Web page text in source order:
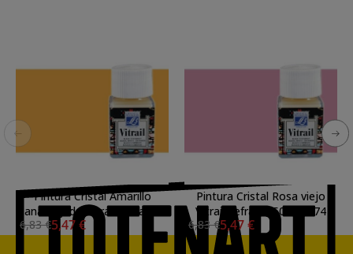
Pintura Cristal Amarillo
anaranjado Vitrail Lefranc,
50 ml.-231
6,83 €5,47 €
Pintura Cristal Rosa viejo
Vitrail Lefranc, 50 ml.-374
6,83 €5,47 €